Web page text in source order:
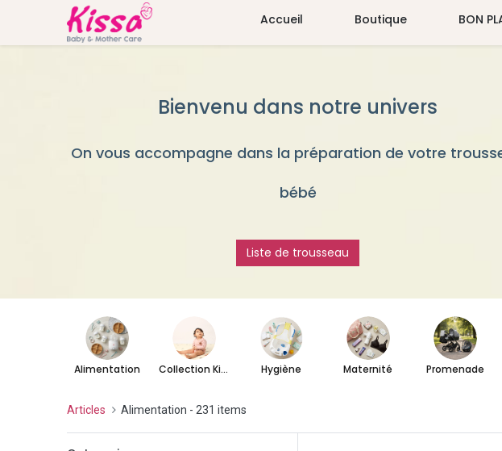
Accueil Boutique BON
Bienvenu dans notre univers
On vous accompagne dans la préparation de votre
bébé
Liste de trousseau
Alimentation Collection Kissa Hygiène Maternité Promenade
Articles Alimentation - 231 items